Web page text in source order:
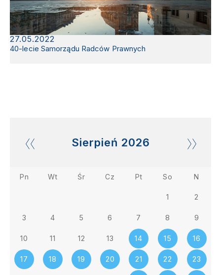
27.05.2022
40-lecie Samorządu Radców Prawnych
Sierpień 2026
Pn Wt Śr Cz Pt So N
1 2
3 4 5 6 7 8 9
10 11 12 13 14 15 16
17 18 19 20 21 22 23